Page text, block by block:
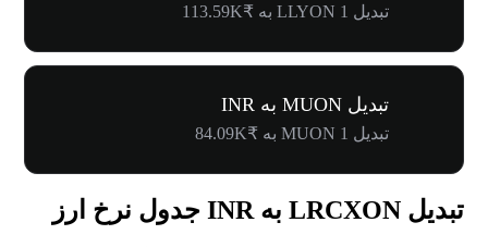
تبدیل 1 LLYON به ₹113.59K
تبدیل MUON به INR
تبدیل 1 MUON به ₹84.09K
تبدیل LRCXON به INR جدول نرخ ارز